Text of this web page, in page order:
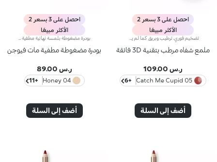
احصل على 3 بسعر 2
الأكثر مبيعًا
ملمع شفاه مرطب بتقنية 3D فائقة
ر.س 109.00
05 Catch Me Cupid
+6
أضف إلى السلة
احصل على 3 بسعر 2
الأكثر مبيعًا
بودرة مضغوطة مطفية مات فيوجن
ر.س 89.00
04 Honey
+11
أضف إلى السلة